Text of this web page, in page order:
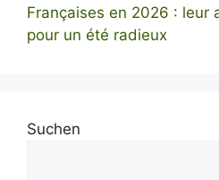
Françaises en 2026 : leur
pour un été radieux
Suchen